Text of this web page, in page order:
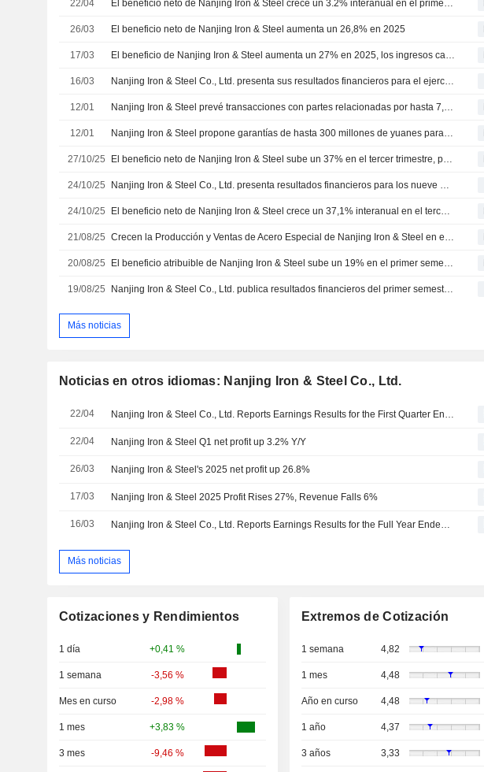
22/04 El beneficio neto de Nanjing Iron & Steel crece un 3.2% interanual en el primer trimestre
26/03 El beneficio neto de Nanjing Iron & Steel aumenta un 26,8% en 2025
17/03 El beneficio de Nanjing Iron & Steel aumenta un 27% en 2025, los ingresos caen un 6%
16/03 Nanjing Iron & Steel Co., Ltd. presenta sus resultados financieros para el ejercicio cerrado el 31 de diciembre de 2025
12/01 Nanjing Iron & Steel prevé transacciones con partes relacionadas por hasta 7,38 mil millones de yuanes en 2026; las acciones suben un 3%
12/01 Nanjing Iron & Steel propone garantías de hasta 300 millones de yuanes para sus subsidiarias en 2026; las acciones suben un 3%
27/10/25 El beneficio neto de Nanjing Iron & Steel sube un 37% en el tercer trimestre, pese a caída del 8% en ingresos; acciones avanzan un 2%
24/10/25 Nanjing Iron & Steel Co., Ltd. presenta resultados financieros para los nueve meses finalizados el 30 de septiembre de 2025
24/10/25 El beneficio neto de Nanjing Iron & Steel crece un 37,1% interanual en el tercer trimestre
21/08/25 Crecen la Producción y Ventas de Acero Especial de Nanjing Iron & Steel en el Segundo Trimestre
20/08/25 El beneficio atribuible de Nanjing Iron & Steel sube un 19% en el primer semestre; las acciones aumentan un 6%
19/08/25 Nanjing Iron & Steel Co., Ltd. publica resultados financieros del primer semestre de 2025
Más noticias
Noticias en otros idiomas: Nanjing Iron & Steel Co., Ltd.
22/04
22/04 Nanjing Iron & Steel Q1 net profit up 3.2% Y/Y
26/03 Nanjing Iron & Steel's 2025 net profit up 26.8%
17/03 Nanjing Iron & Steel 2025 Profit Rises 27%, Revenue Falls 6%
16/03
Más noticias
Cotizaciones y Rendimientos
1 día +0,41 %
1 semana -3,56 %
Mes en curso -2,98 %
1 mes +3,83 %
3 mes -9,46 %
Extremos de Cotización
1 semana 4,82
1 mes 4,48
Año en curso 4,48
1 año 4,37
3 años 3,33